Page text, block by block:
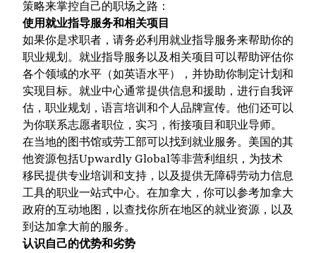
策略来掌控自己的职场之路：
使用就业指导服务和相关项目
如果你是求职者，请务必利用就业指导服务来帮助你的
职业规划。就业指导服务以及相关项目可以帮助评估你
各个领域的水平（如英语水平），并协助你制定计划和
实现目标。就业中心通常提供信息和援助，进行自我评
估，职业规划，语言培训和个人品牌宣传。他们还可以
为你联系志愿者职位，实习，衔接项目和职业导师。
在当地的图书馆或劳工部可以找到就业服务。美国的其
他资源包括Upwardly Global等非营利组织，为技术
移民提供专业培训和支持，以及提供无障碍劳动力信息
工具的职业一站式中心。在加拿大，你可以参考加拿大
政府的互动地图 ，以查找你所在地区的就业资源，以及
到达加拿大前的服务。
认识自己的优势和劣势